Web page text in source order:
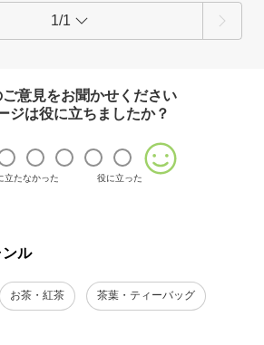
1/1
意見をお聞かせください
ジは役に立ちましたか？
立たなかった 役に立った
ル
お茶・紅茶 茶葉・ティーバッグ